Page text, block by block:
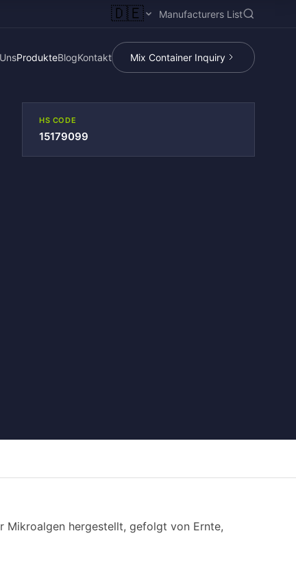
🇩🇪 Manufacturers List
ProdukteBlogKontakt Mix Container Inquiry
HS CODE
15179099
Mikroalgen hergestellt, gefolgt von Ernte,